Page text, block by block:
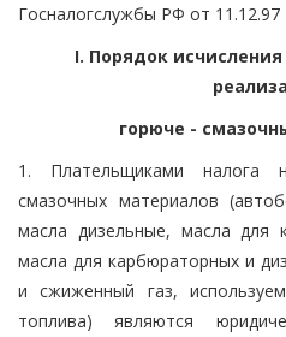
Госналогслужбы РФ от
I. Порядок
горюче -
1. Плательщиками налога
смазочных материалов
масла дизельные, масла для
масла для карбюраторных и
и сжиженный газ,
топлива) являются